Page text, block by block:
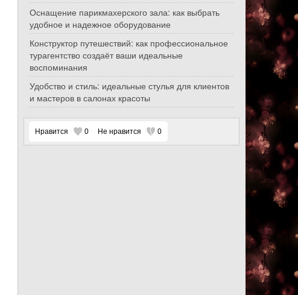
Оснащение парикмахерского зала: как выбрать
удобное и надежное оборудование
Конструктор путешествий: как профессиональное
турагентство создаёт ваши идеальные
воспоминания
Удобство и стиль: идеальные стулья для клиентов
и мастеров в салонах красоты
Нравится 0 Не нравится 0